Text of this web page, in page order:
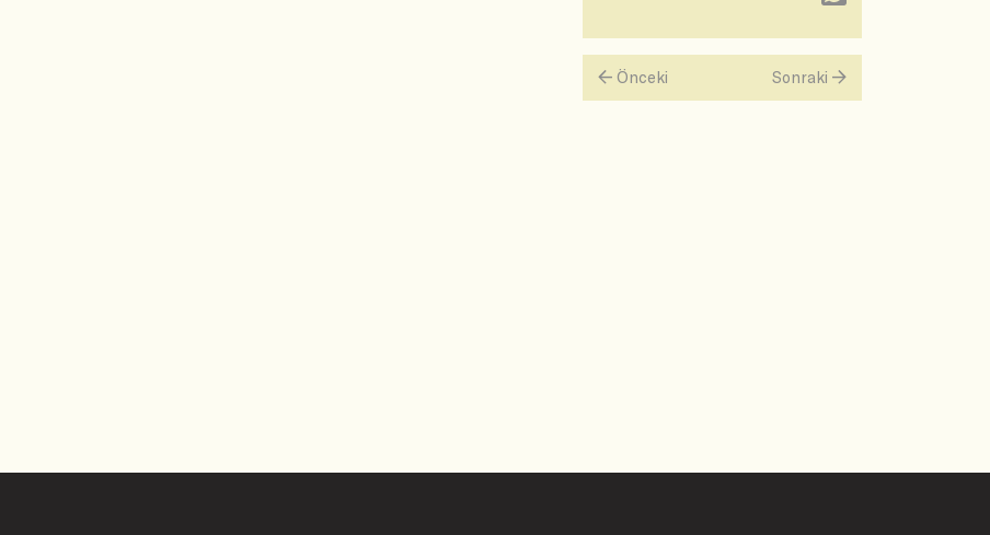
Önceki Sonraki